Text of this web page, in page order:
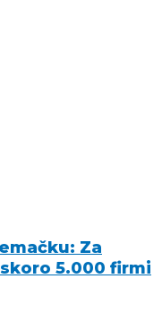
Za
5.000 firmi